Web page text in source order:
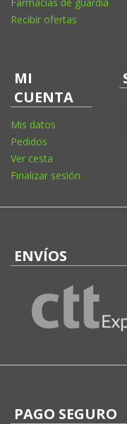
Recibir ofertas
MI
CUENTA
Mis datos
Pedidos
Ver cesta
Finalizar sesión
ENVÍOS
PAGO SEGURO